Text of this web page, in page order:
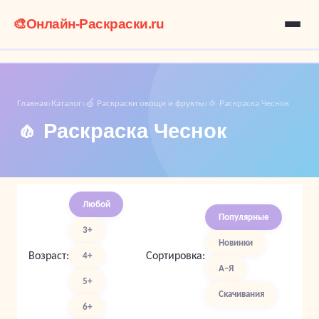
🎨Онлайн-Раскраски.ru
Главная›Каталог›🍏 Раскраски овощи и фрукты›🧄 Раскраска Чеснок
🧄 Раскраска Чеснок
Возраст:
Любой
3+
4+
5+
6+
Сортировка:
Популярные
Новинки
А–Я
Скачивания